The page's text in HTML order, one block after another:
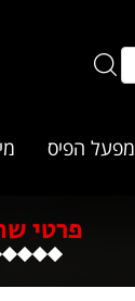
מפעל הפיס
פרטי